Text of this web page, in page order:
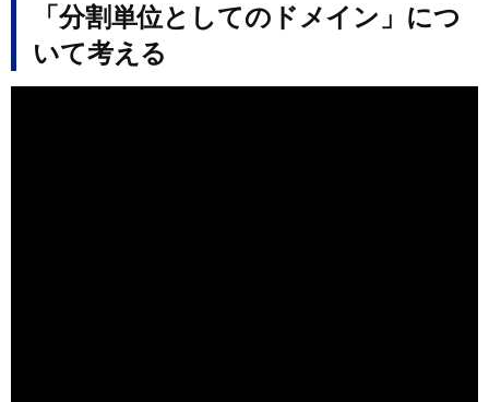
「分割単位としてのドメイン」につ
いて考える